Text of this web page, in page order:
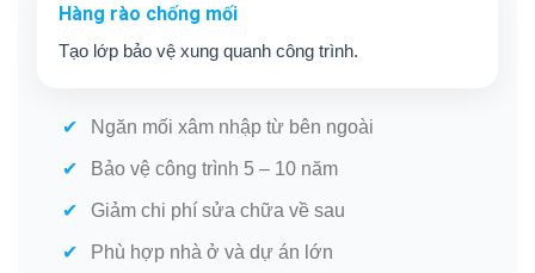
Hàng rào chống mối
Tạo lớp bảo vệ xung quanh công trình.
Ngăn mối xâm nhập từ bên ngoài
Bảo vệ công trình 5 – 10 năm
Giảm chi phí sửa chữa về sau
Phù hợp nhà ở và dự án lớn